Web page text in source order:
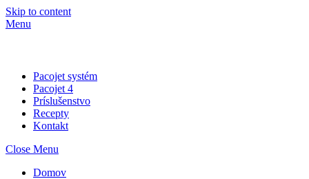
Skip to content
Menu
Pacojet systém
Pacojet 4
Príslušenstvo
Recepty
Kontakt
Close Menu
Domov